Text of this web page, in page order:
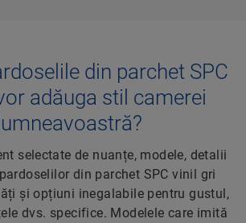
din parchet SPC
adăuga stil camerei
selectate de nuanțe, modele, detalii
din parchet SPC vinil gri
și opțiuni inegalabile pentru gustul,
dvs. specifice. Modelele care imită